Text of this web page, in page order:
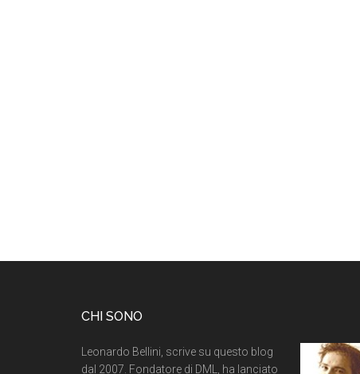
CHI SONO
Leonardo Bellini, scrive su questo blog
dal 2007. Fondatore di DML, ha lanciato